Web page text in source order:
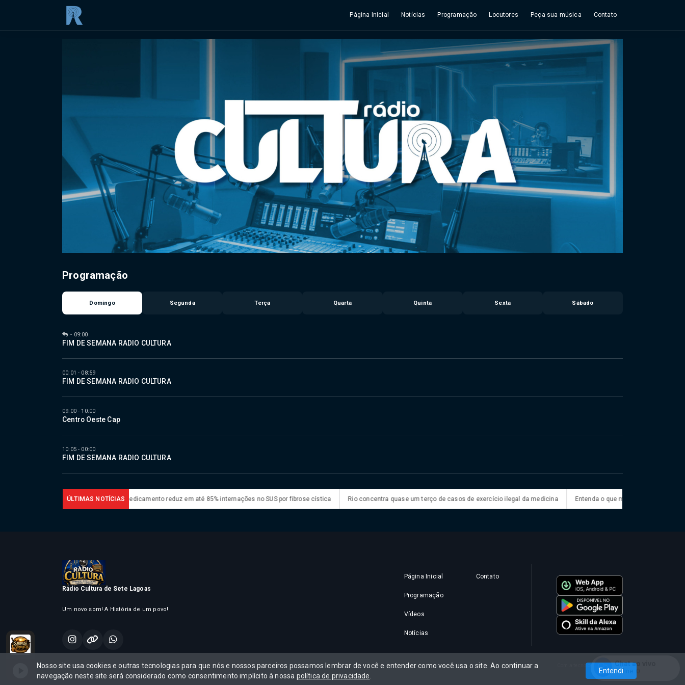
SAUDADE SERTANEJO
Página Inicial Notícias Programação Locutores Peça sua música Contato
Programação
Domingo Segunda Terça Quarta Quinta Sexta Sábado
- 09:00
FIM DE SEMANA RADIO CULTURA
00:01 - 08:59
FIM DE SEMANA RADIO CULTURA
09:00 - 10:00
Centro Oeste Cap
10:05 - 00:00
FIM DE SEMANA RADIO CULTURA
ÚLTIMAS NOTÍCIAS
82%, mas inadimplência cai Medicamento reduz em até 85% internações no SUS por fibrose cística Rio concentra quase um terço de casos de exercício ilegal da medicina Entenda o que muda com a nova Lei do
Rádio Cultura de Sete Lagoas
Um novo som! A História de um povo!
Página Inicial
Programação
Vídeos
Notícias
Contato
Todos os direitos reservados.® Com a tecnologia
Nosso site usa cookies e outras tecnologias para que nós e nossos parceiros possamos lembrar de você e entender como você usa o site. Ao continuar a
navegação neste site será considerado como consentimento implícito à nossa política de privacidade
Entendi
Chat ao vivo
Online: